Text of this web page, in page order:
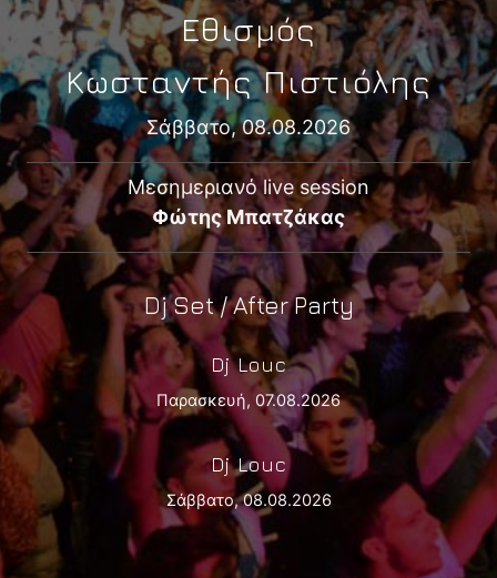
Εθισμός
Κωσταντής Πιστιόλης
Σάββατο, 08.08.2026
Μεσημεριανό live session
Φώτης Μπατζάκας
Dj Set / After Party
Dj Louc
Παρασκευή, 07.08.2026
Dj Louc
Σάββατο, 08.08.2026